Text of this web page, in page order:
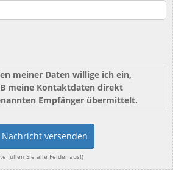
meiner Daten willige ich ein,
meine Kontaktdaten direkt
Empfänger übermittelt.
versenden
füllen Sie alle Felder aus!)